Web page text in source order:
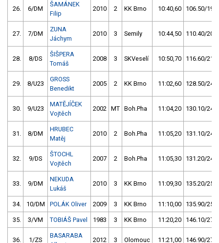
26. 6/DM
ŠAMÁNEK
Filip
2010 2 KK Brno 10:40,60 106.50/19,9
27. 7/DM
ZUNA
Jáchym
2010 3 Semily 10:44,50 110.40/20,7
28. 8/DS
ŠIŠPERA
Tomáš
2008 3 SKVeselí 10:50,70 116.60/21,8
29. 8/U23
GROSS
Benedikt
2005 2 KK Brno 11:02,60 128.50/24,1
30. 9/U23
MATĚJÍČEK
Vojtěch
2002 MT Boh.Pha 11:04,20 130.10/24,4
31. 8/DM
HRUBEC
Matěj
2010 2 Boh.Pha 11:05,20 131.10/24,5
32. 9/DS
ŠTOCHL
Vojtěch
2007 2 Boh.Pha 11:05,30 131.20/24,6
33. 9/DM
NEKUDA
Lukáš
2010 3 KK Brno 11:09,30 135.20/25,3
34. 10/DM POLÁK Oliver 2009 3 KK Brno 11:10,00 135.90/25,4
35. 3/VM TOBIÁŠ Pavel 1983 3 KK Brno 11:20,20 146.10/27,4
36. 1/ZS
BASARABA
2012 3 Olomouc 11:21,00 146.90/27,5